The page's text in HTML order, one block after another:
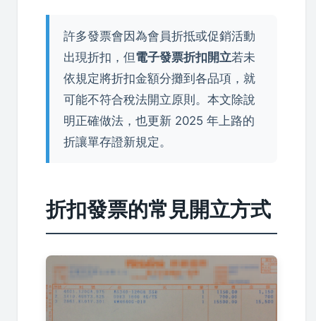
許多發票會因為會員折抵或促銷活動
出現折扣，但電子發票折扣開立若未
依規定將折扣金額分攤到各品項，就
可能不符合稅法開立原則。本文除說
明正確做法，也更新 2025 年上路的
折讓單存證新規定。
折扣發票的常見開立方式